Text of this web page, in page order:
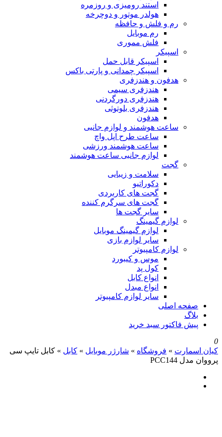
استند رومیزی و روزمره
هولدر موتور و دوچرخه
رم و فلش و حافظه
رم موبایل
فلش مموری
اسپیکر
اسپیکر قابل حمل
اسپیکر چمدانی و پارتی باکس
هدفون و هندزفری
هندزفری سیمی
هندزفری دورگردنی
هندزفری بلوتوثی
هدفون
ساعت هوشمند و لوازم جانبی
ساعت طرح اپل واچ
ساعت هوشمند ورزشی
لوازم جانبی ساعت هوشمند
گجت
سلامت و زیبایی
دکوراتیو
گجت های کاربردی
گجت های سرگرم کننده
سایر گجت ها
لوازم گیمینگ
لوازم گیمینگ موبایل
سایر لوازم بازی
لوازم کامپیوتر
موس و کیبورد
کول پد
انواع کابل
انواع مبدل
سایر لوازم کامپیوتر
صفحه اصلی
بلاگ
پیش فاکتور سبد خرید
0
کیان اسمارت » فروشگاه » شارژر موبایل » کابل » کابل تایپ سی
پرووان مدل PCC144